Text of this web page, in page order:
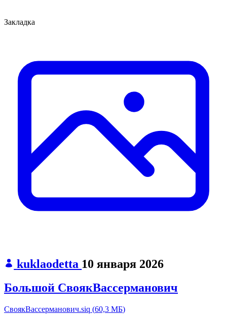
Закладка
kuklaodetta 10 января 2026
Большой СвоякВассерманович
СвоякВассерманович.siq (60,3 МБ)